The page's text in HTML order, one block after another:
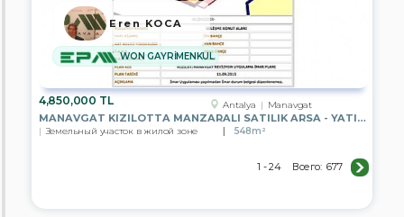
4,850,000 TL Antalya Manavgat
MANAVGAT KIZILOTTA MANZARALI SATILIK ARSA - YATIRIM FIRSATI
Земельный участок в жилой зоне 548m²
WON GAYRİMENKUL
Eren KOCA
1 - 24 Всего: 677